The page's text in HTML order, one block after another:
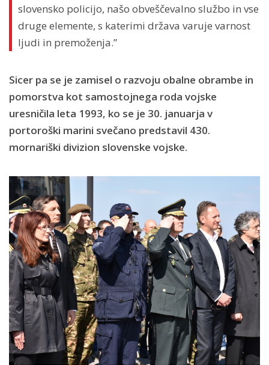
slovensko policijo, našo obveščevalno službo in vse
druge elemente, s katerimi država varuje varnost
ljudi in premoženja.”
Sicer pa se je zamisel o razvoju obalne obrambe in
pomorstva kot samostojnega roda vojske
uresničila leta 1993, ko se je 30. januarja v
portoroški marini svečano predstavil 430.
mornariški divizion slovenske vojske.